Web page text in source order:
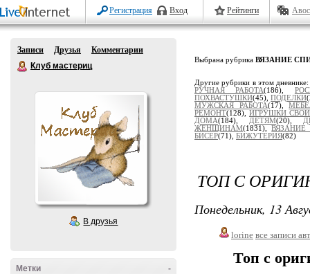
Регистрация Вход Рейтинги
Записи Друзья
Комментарии
Клуб мастериц
В друзья
-
Метки
Выбрана рубрика ВЯЗАНИЕ
Другие рубрики в этом
РУЧНАЯ РАБОТА(186),
ПОХВАСТУШКИ(45),ПОДЕЛКИ
МУЖСКАЯ РАБОТА(17),
РЕМОНТ(128), ИГРУШКИ
ДОМА(184), ДЕТЯМ(20),
ЖЕНЩИНАМ(1831),ВЯЗАНИЕ
БИСЕР(71), БИЖУТЕРИЯ(82)
ТОП С
Понедельник, 13
lorine все записи
Топ с